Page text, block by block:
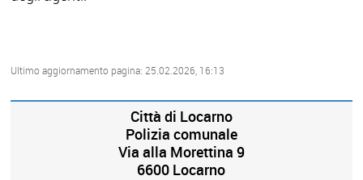
Ultimo aggiornamento pagina: 25.02.2026, 16:13
Città di Locarno
Polizia comunale
Via alla Morettina 9
6600 Locarno